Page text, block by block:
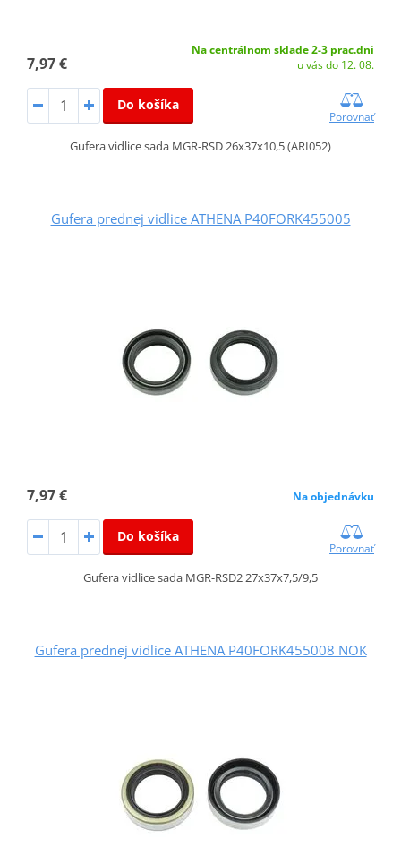
7,97 €
Na centrálnom sklade 2-3 prac.dni
u vás do 12. 08.
Do košíka
Porovnať
Gufera vidlice sada MGR-RSD 26x37x10,5 (ARI052)
Gufera prednej vidlice ATHENA P40FORK455005
7,97 € Na objednávku
Do košíka
Porovnať
Gufera vidlice sada MGR-RSD2 27x37x7,5/9,5
Gufera prednej vidlice ATHENA P40FORK455008 NOK